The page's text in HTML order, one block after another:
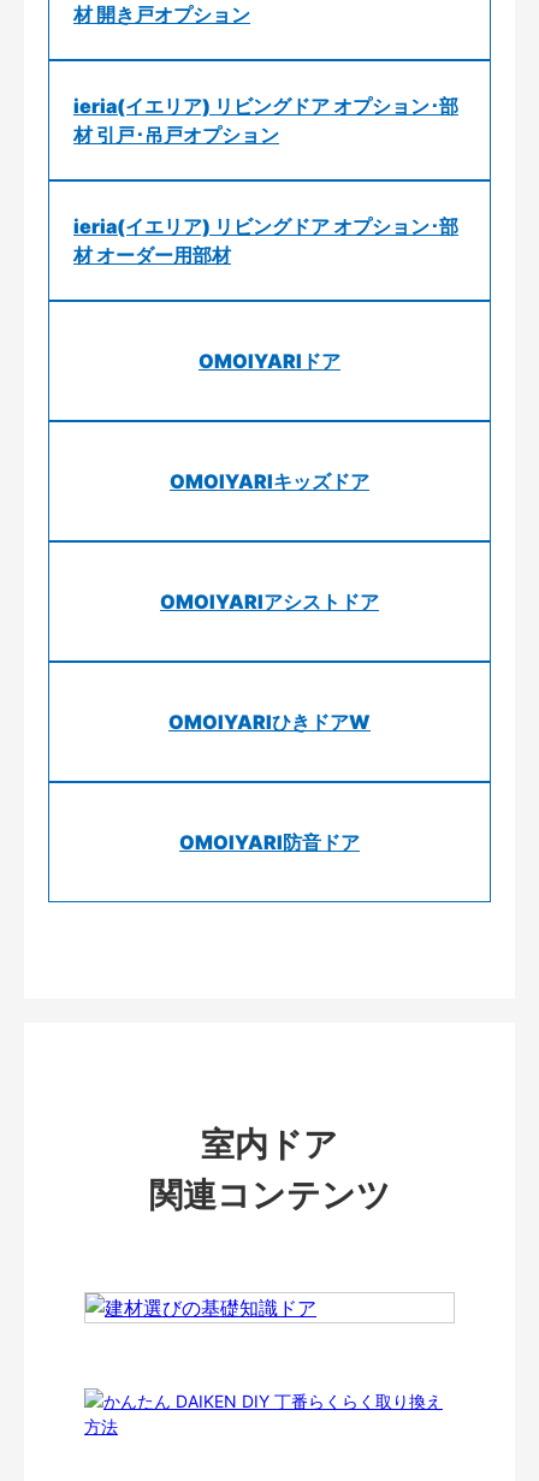
材 開き戸オプション
ieria(イエリア) リビングドア オプション･部
材 引戸･吊戸オプション
ieria(イエリア) リビングドア オプション･部
材 オーダー用部材
OMOIYARIドア
OMOIYARIキッズドア
OMOIYARIアシストドア
OMOIYARIひきドアW
OMOIYARI防音ドア
室内ドア
関連コンテンツ